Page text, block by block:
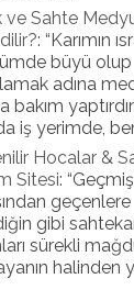
ve Sahte
: “Karımın
büyü olup
adına
bakım
iş yerimde,
Hocalar &
Sitesi: “
geçenlere
gibi
sürekli
halinden